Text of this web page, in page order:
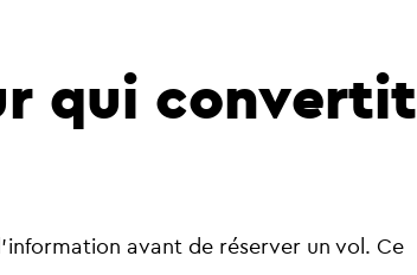
qui convertit
avant de réserver un vol. Ce